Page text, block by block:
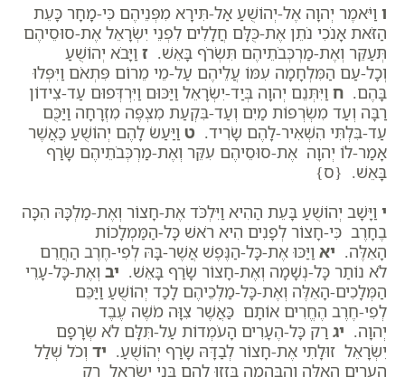
ו וַיֹּאמֶר יְהוָה אֶל-יְהוֹשֻׁעַ אַל-תִּירָא מִפְּנֵיהֶם כִּי-מָחָר כָּעֵת
הַזֹּאת אָנֹכִי נֹתֵן אֶת-כֻּלָּם חֲלָלִים לִפְנֵי יִשְׂרָאֵל אֶת-סוּסֵיהֶם
תְּעַקֵּר וְאֶת-מַרְכְּבֹתֵיהֶם תִּשְׂרֹף בָּאֵשׁ. ז וַיָּבֹא יְהוֹשֻׁעַ
וְכָל-עַם הַמִּלְחָמָה עִמּוֹ עֲלֵיהֶם עַל-מֵי מֵרוֹם פִּתְאֹם וַיִּפְּלוּ
בָּהֶם. ח וַיִּתְּנֵם יְהוָה בְּיַד-יִשְׂרָאֵל וַיַּכּוּם וַיִּרְדְּפוּם עַד-צִידוֹן
רַבָּה וְעַד מִשְׂרְפוֹת מַיִם וְעַד-בִּקְעַת מִצְפֶּה מִזְרָחָה וַיַּכֻּם
עַד-בִּלְתִּי הִשְׁאִיר-לָהֶם שָׂרִיד. ט וַיַּעַשׂ לָהֶם יְהוֹשֻׁעַ כַּאֲשֶׁר
אָמַר-לוֹ יְהוָה אֶת-סוּסֵיהֶם עִקֵּר וְאֶת-מַרְכְּבֹתֵיהֶם שָׂרַף
בָּאֵשׁ. {ס}
י וַיָּשָׁב יְהוֹשֻׁעַ בָּעֵת הַהִיא וַיִּלְכֹּד אֶת-חָצוֹר וְאֶת-מַלְכָּהּ הִכָּה
בֶחָרֶב כִּי-חָצוֹר לְפָנִים הִיא רֹאשׁ כָּל-הַמַּמְלָכוֹת
הָאֵלֶּה. יא וַיַּכּוּ אֶת-כָּל-הַנֶּפֶשׁ אֲשֶׁר-בָּהּ לְפִי-חֶרֶב הַחֲרֵם
לֹא נוֹתַר כָּל-נְשָׁמָה וְאֶת-חָצוֹר שָׂרַף בָּאֵשׁ. יב וְאֶת-כָּל-עָרֵי
הַמְּלָכִים-הָאֵלֶּה וְאֶת-כָּל-מַלְכֵיהֶם לָכַד יְהוֹשֻׁעַ וַיַּכֵּם
לְפִי-חֶרֶב הֶחֱרִים אוֹתָם כַּאֲשֶׁר צִוָּה מֹשֶׁה עֶבֶד
יְהוָה. יג רַק כָּל-הֶעָרִים הָעֹמְדוֹת עַל-תִּלָּם לֹא שְׂרָפָם
יִשְׂרָאֵל זוּלָתִי אֶת-חָצוֹר לְבַדָּהּ שָׂרַף יְהוֹשֻׁעַ. יד וְכֹל שְׁלַל
הֶעָרִים הָאֵלֶּה וְהַבְּהֵמָה בָּזְזוּ לָהֶם בְּנֵי יִשְׂרָאֵל רַק